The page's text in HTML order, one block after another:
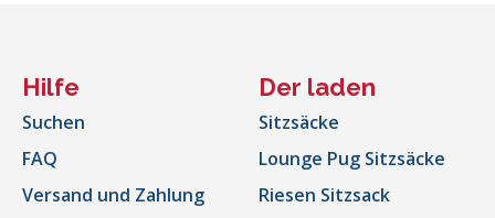
Hilfe
Suchen
FAQ
Versand und Zahlung
Der laden
Sitzsäcke
Lounge Pug Sitzsäcke
Riesen Sitzsack